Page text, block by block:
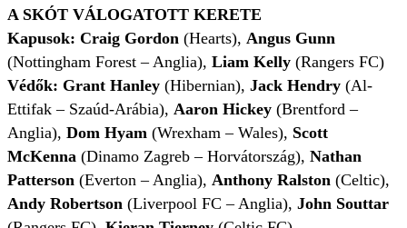
A SKÓT VÁLOGATOTT KERETE
Kapusok: Craig Gordon (Hearts), Angus Gunn
(Nottingham Forest – Anglia), Liam Kelly (Rangers FC)
Védők: Grant Hanley (Hibernian), Jack Hendry (Al-
Ettifak – Szaúd-Arábia), Aaron Hickey (Brentford –
Anglia), Dom Hyam (Wrexham – Wales), Scott
McKenna (Dinamo Zagreb – Horvátország), Nathan
Patterson (Everton – Anglia), Anthony Ralston (Celtic),
Andy Robertson (Liverpool FC – Anglia), John Souttar